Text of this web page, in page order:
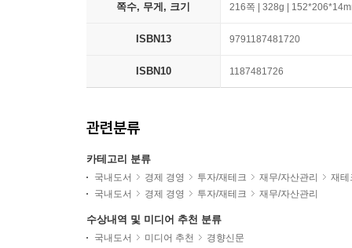
쪽수, 무게, 크기 216쪽 | 328g |
ISBN13 9791187481720
ISBN10 1187481726
관련분류
카테고리 분류
국내도서 경제 경영 투자/재테크 재무/자산관리
재테
국내도서
경제 경영 투자/재테크 재무/자산관리
수상내역 및 미디어 추천 분류
국내도서 미디어 추천
경향신문